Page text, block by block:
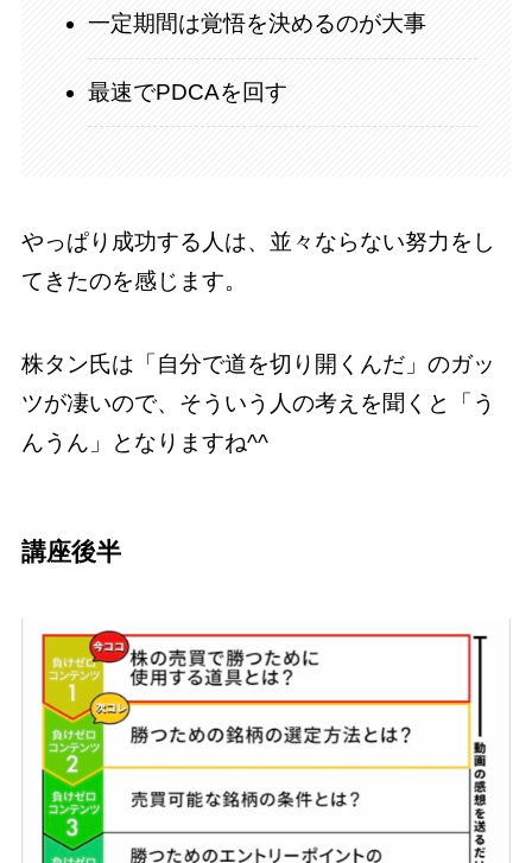
一定期間は覚悟を決めるのが大事
最速でPDCAを回す
やっぱり成功する人は、並々ならない努力をし
てきたのを感じます。
株タン氏は「自分で道を切り開くんだ」のガッ
ツが凄いので、そういう人の考えを聞くと「う
んうん」となりますね^^
講座後半